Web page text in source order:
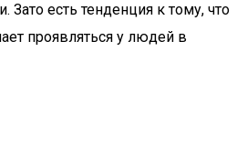
есть тенденция к тому, что
проявляться у людей в